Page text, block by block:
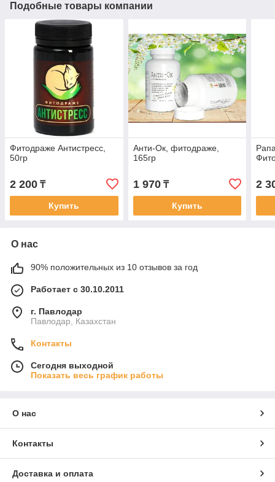
Подобные товары компании
Фитодраже Антистресс,
50гр
2 200 ₸
Купить
Анти-Ок, фитодраже,
165гр
1 970₸
Купить
2
О нас
90% положительных из 10 отзывов за год
Работает с 30.10.2011
г. Павлодар
Павлодар, Казахстан
Контакты
Сегодня выходной
Показать весь график работы
О нас
Контакты
Доставка и оплата